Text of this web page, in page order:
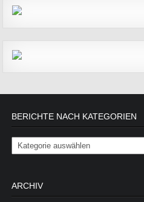
BERICHTE NACH KATEGORIEN
Berichte nach Kategorien
ARCHIV